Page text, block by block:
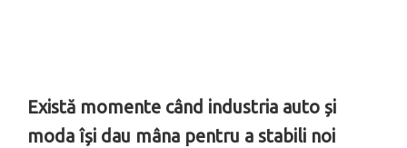
Există momente când industria auto și
moda își dau mâna pentru a stabili noi